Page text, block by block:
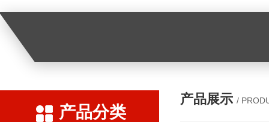
产品分类
产品展示 /